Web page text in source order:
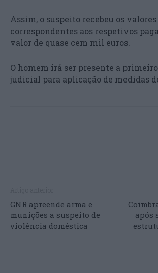
Assim, o suspeito recebeu os valores
correspondentes aos respetivos
valor de quase cem mil euros.
O homem irá ser presente a
judicial para aplicação de medidas
GNR apreende arma e
munições a suspeito de
violência doméstica
após